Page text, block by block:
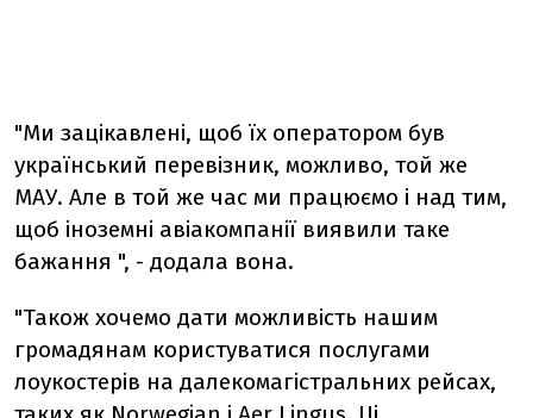
"Ми зацікавлені, щоб їх оператором був
український перевізник, можливо, той же
МАУ. Але в той же час ми працюємо і над тим,
щоб іноземні авіакомпанії виявили таке
бажання ", - додала вона.
"Також хочемо дати можливість нашим
громадянам користуватися послугами
лоукостерів на далекомагістральних рейсах,